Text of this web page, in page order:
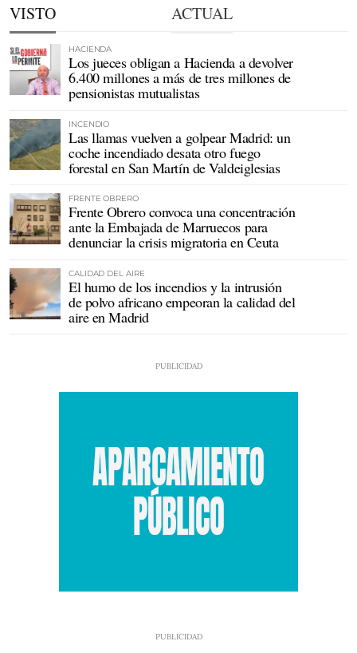
VISTO ACTUAL
HACIENDA
Los jueces obligan a Hacienda a devolver
6.400 millones a más de tres millones de
pensionistas mutualistas
INCENDIO
Las llamas vuelven a golpear Madrid: un
coche incendiado desata otro fuego
forestal en San Martín de Valdeiglesias
FRENTE OBRERO
Frente Obrero convoca una concentración
ante la Embajada de Marruecos para
denunciar la crisis migratoria en Ceuta
CALIDAD DEL AIRE
El humo de los incendios y la intrusión
de polvo africano empeoran la calidad del
aire en Madrid